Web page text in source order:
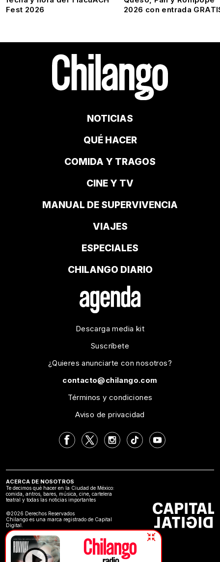
Fest 2026
2026 con entrada
NOTICIAS
QUÉ HACER
COMIDA Y TRAGOS
CINE Y TV
MANUAL DE SUPERVIVENCIA
VIAJES
ESPECIALES
CHILANGO DIARIO
Descarga media kit
Suscríbete
¿Quieres anunciarte con nosotros?
contacto@chilango.com
Términos y condiciones
Aviso de privacidad
ACERCA DE NOSOTROS
Te decimos qué hacer en la Ciudad de México:
comida, antros, bares, música, cine, cartelera
teatral y todas las noticias importantes
©2026 Derechos Reservados
Chilango es una marca registrado de Capital
Digital.